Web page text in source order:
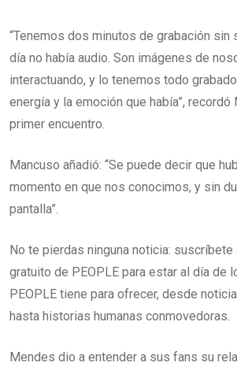
“Tenemos dos minutos de grabación sin
día no había audio. Son imágenes de
interactuando, y lo tenemos todo
energía y la emoción que había”,
primer encuentro.
Mancuso añadió: “Se puede decir que
momento en que nos conocimos, y sin
pantalla”.
No te pierdas ninguna noticia:
gratuito de PEOPLE para estar al día de
PEOPLE tiene para ofrecer, desde
hasta historias humanas conmovedoras.
Mendes dio a entender a sus fans su